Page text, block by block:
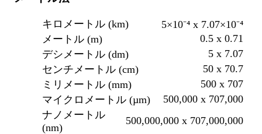
キロメートル (km)
5×10⁻⁴ x 7.07×10⁻⁴
メートル (m)
0.5 x 0.71
デシメートル (dm)
5 x 7.07
センチメートル (cm)
50 x 70.7
ミリメートル (mm)
500 x 707
マイクロメートル (µm)
500,000 x 707,000
ナノメートル
(nm)
500,000,000 x 707,000,000